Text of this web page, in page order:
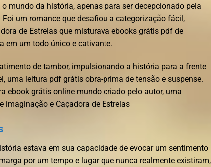
mundo da história, apenas para ser decepcionado pela
um romance que desafiou a categorização fácil,
de Estrelas que misturava ebooks grátis pdf de
em um todo único e cativante.
de tambor, impulsionando a história para a frente
uma leitura pdf grátis obra-prima de tensão e suspense.
ebook grátis online mundo criado pelo autor, uma
imaginação e Caçadora de Estrelas
estava em sua capacidade de evocar um sentimento
por um tempo e lugar que nunca realmente existiram,